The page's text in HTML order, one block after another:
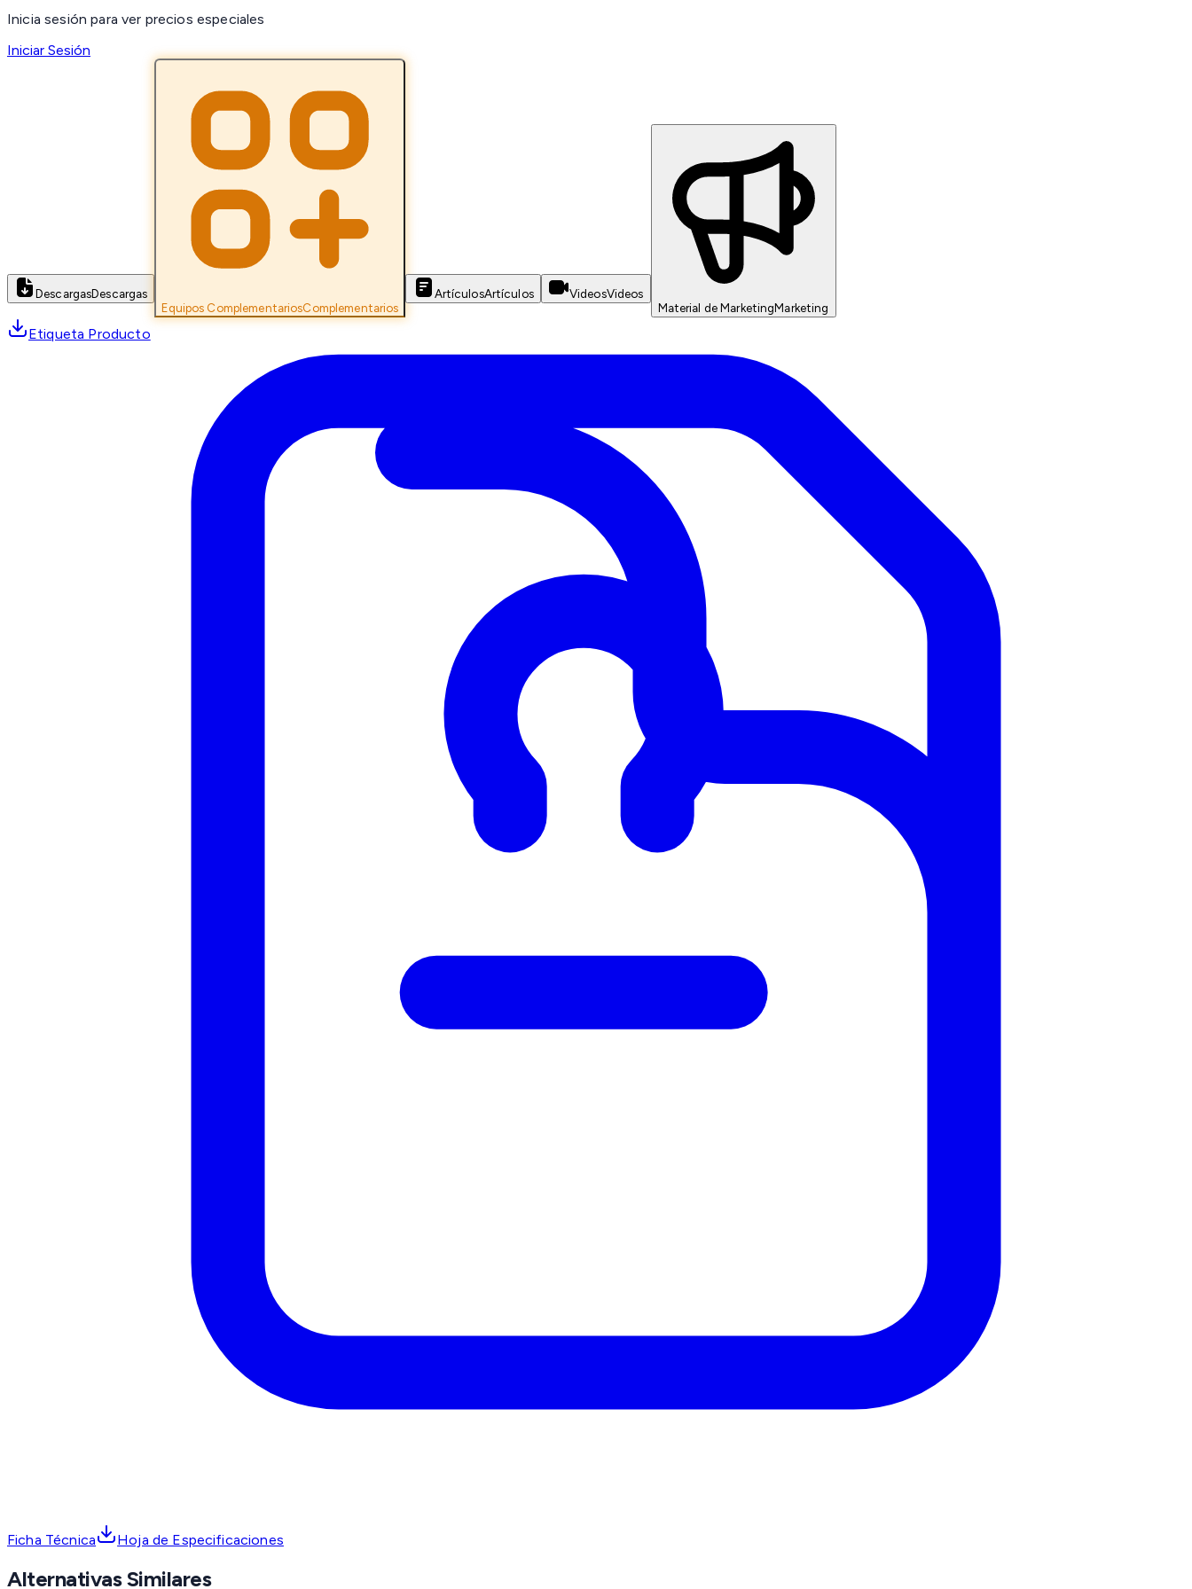
Inicia sesión para ver precios especiales
Iniciar Sesión
DescargasDescargas
Equipos ComplementariosComplementarios
ArtículosArtículos VideosVideos
Material de MarketingMarketing
Etiqueta Producto
Ficha Técnica Hoja de Especificaciones
Alternativas Similares